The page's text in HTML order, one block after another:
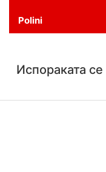
Polini
Испораката